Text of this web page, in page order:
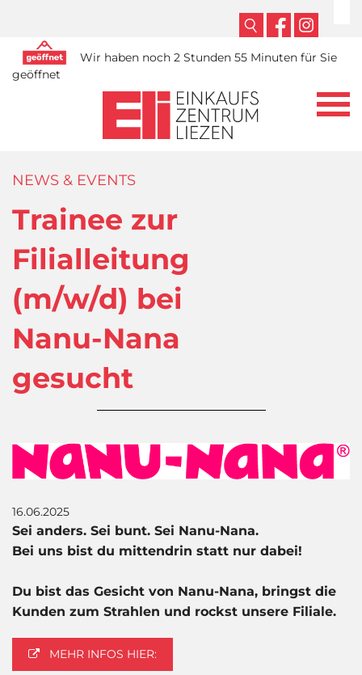
Wir haben noch 2 Stunden 55 Minuten für Sie
geöffnet
NEWS & EVENTS
Trainee zur
Filialleitung
(m/w/d) bei
Nanu-Nana
gesucht
16.06.2025
Sei anders. Sei bunt. Sei Nanu-Nana.
Bei uns bist du mittendrin statt nur dabei!
Du bist das Gesicht von Nanu-Nana, bringst die
Kunden zum Strahlen und rockst unsere Filiale.
MEHR INFOS HIER: